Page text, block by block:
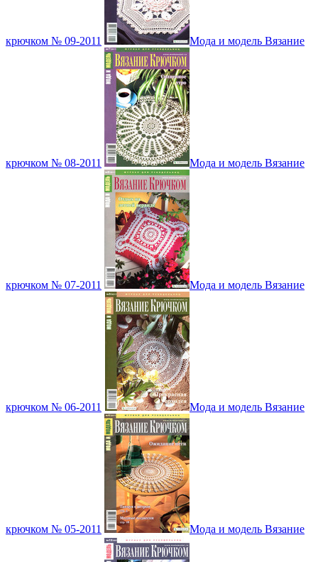
крючком № 09-2011 Мода и модель Вязание
крючком № 08-2011 Мода и модель Вязание
крючком № 07-2011 Мода и модель Вязание
крючком № 06-2011 Мода и модель Вязание
крючком № 05-2011 Мода и модель Вязание